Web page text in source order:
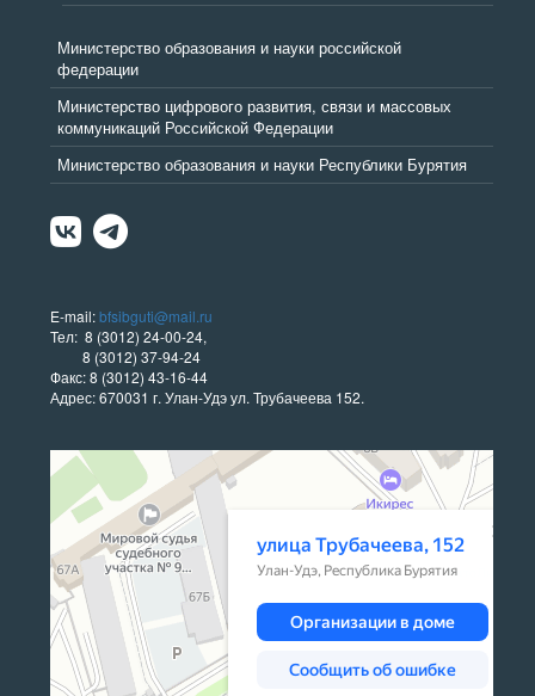
Министерство образования и науки российской
федерации
Министерство цифрового развития, связи и массовых
коммуникаций Российской Федерации
Министерство образования и науки Республики Бурятия
E-mail:bfsibguti@mail.ru
Тел: 8 (3012) 24-00-24,
8 (3012) 37-94-24
Факс: 8 (3012) 43-16-44
Адрес: 670031 г. Улан-Удэ ул. Трубачеева 152.
Улан‑Удэ
Улица Трубачеева, 152 — Яндекс Карты